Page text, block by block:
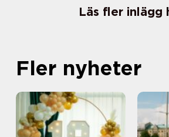
Läs fler inlägg
Fler nyheter